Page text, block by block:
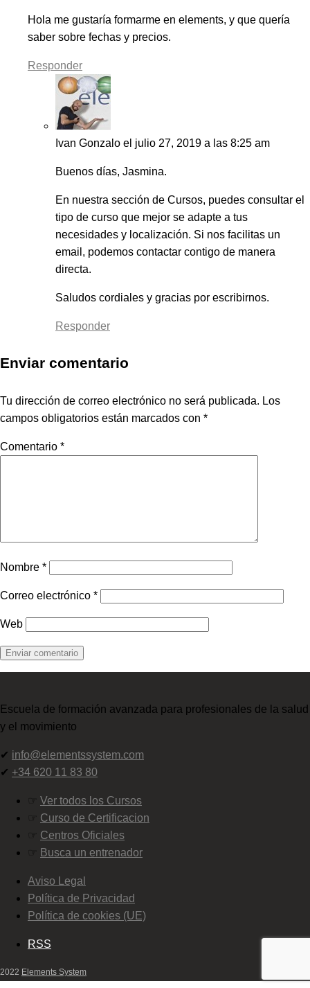
Hola me gustaría formarme en elements, y que quería
saber sobre fechas y precios.
Responder
Ivan Gonzalo el julio 27, 2019 a las 8:25 am
Buenos días, Jasmina.
En nuestra sección de Cursos, puedes consultar el
tipo de curso que mejor se adapte a tus
necesidades y localización. Si nos facilitas un
email, podemos contactar contigo de manera
directa.
Saludos cordiales y gracias por escribirnos.
Responder
Enviar comentario
Tu dirección de correo electrónico no será publicada. Los
campos obligatorios están marcados con *
Comentario *
Nombre *
Correo electrónico *
Web
Escuela de formación avanzada para profesionales de la salud
y el movimiento
✔ info@elementssystem.com
✔ +34 620 11 83 80
Ver todos los Cursos
Curso de Certificacion
Centros Oficiales
Busca un entrenador
Aviso Legal
Política de Privacidad
Política de cookies (UE)
RSS
2022 Elements System